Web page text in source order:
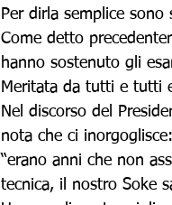
Per dirla semplice
Come detto
hanno sostenuto gli
Meritata da tutti e tutti
Nel discorso del
nota che ci inorgoglisce:
“erano anni che non
tecnica, il nostro Soke